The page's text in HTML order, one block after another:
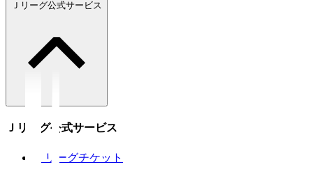
Ｊリーグ公式サービス
Ｊリーグ公式サービス
Ｊリーグチケット